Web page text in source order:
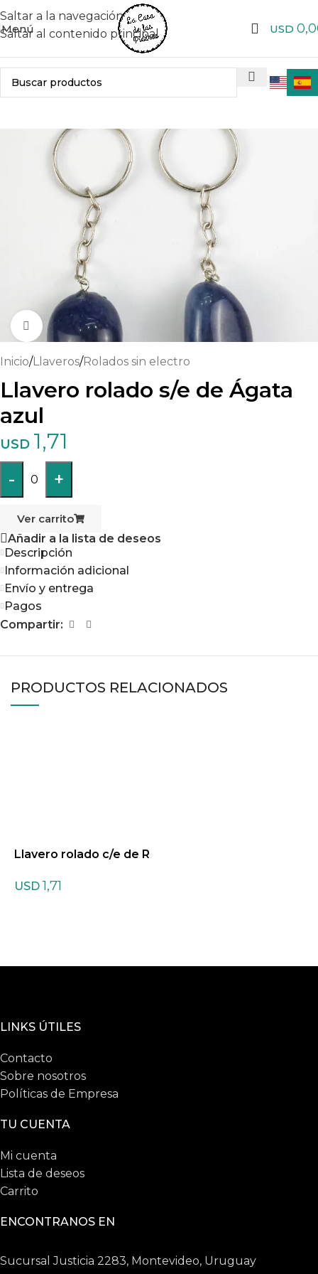
Saltar a la navegación
Saltar al contenido principal
Menú USD
Haga clic para ampliar
Inicio/Llaveros/Rolados sin electro
Llavero rolado s/e de Ágata
azul
USD 1,71
- 0 +
Ver carrito
Añadir a la lista de deseos
Descripción
Información adicional
Envío y entrega
Pagos
Compartir:
PRODUCTOS RELACIONADOS
Llavero rolado c/e de R
USD 1,71
LINKS ÚTILES
Contacto
Sobre nosotros
Políticas de Empresa
TU CUENTA
Mi cuenta
Lista de deseos
Carrito
ENCONTRANOS EN
Sucursal Justicia 2283, Montevideo, Uruguay